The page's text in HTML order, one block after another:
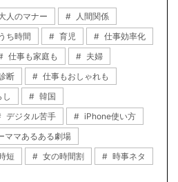
人のマナー
人間関係
ち時間 育児
仕事効率化
仕事も家庭も
夫婦
断
仕事もおしゃれも
し
韓国
デジタル苦手
iPhone使い方
ママあるある劇場
短 女の時間割
時事ネタ